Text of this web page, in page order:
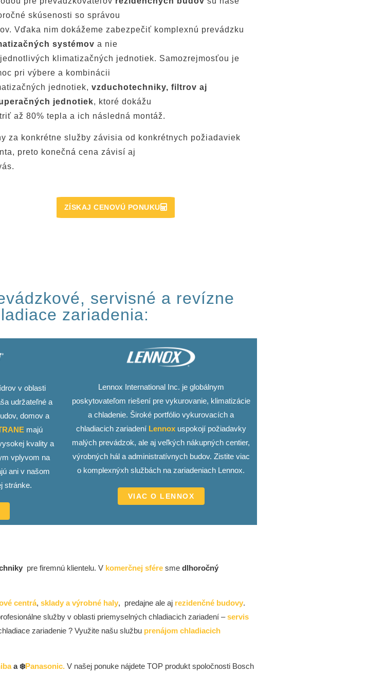
vášho podnikania, účelu a technického stavu
skúsenosti so správou
Vďaka nim dokážeme zabezpečiť komplexnú prevádzku
systémov a nie
jednotlivých klimatizačných jednotiek. Samozrejmosťou je
pri výbere a kombinácii
jednotiek, vzduchotechniky, filtrov aj
jednotiek, ktoré dokážu
až 80% tepla a ich následná montáž.
za konkrétne služby závisia od konkrétnych požiadaviek
preto konečná cena závisí aj
ZÍSKAJ CENOVÚ PONUKU
servisné a revízne
zariadenia:
v oblasti
udržateľné a
domov a
majú
kvality a
vplyvom na
ani v našom
stránke.
Lennox International Inc. je globálnym
poskytovateľom riešení pre vykurovanie, klimatizácie
a chladenie. Široké portfólio vykurovacích a
chladiacich zariadení Lennox uspokojí požiadavky
malých prevádzok, ale aj veľkých nákupných centier,
výrobných hál a administratívnych budov. Zistite viac
o komplexnýxh službách na zariadeniach Lennox.
VIAC O LENNOX
pre firemnú klientelu. V komerčnej sfére sme dlhoročný
centrá, sklady a výrobné haly, predajne ale aj rezidenčné budovy.
služby v oblasti priemyselných chladiacich zariadení –servis
zariadenie ? Využite našu službu prenájom chladiacich
a ❄️Panasonic. V našej ponuke nájdete TOP produkt spoločnosti Bosch